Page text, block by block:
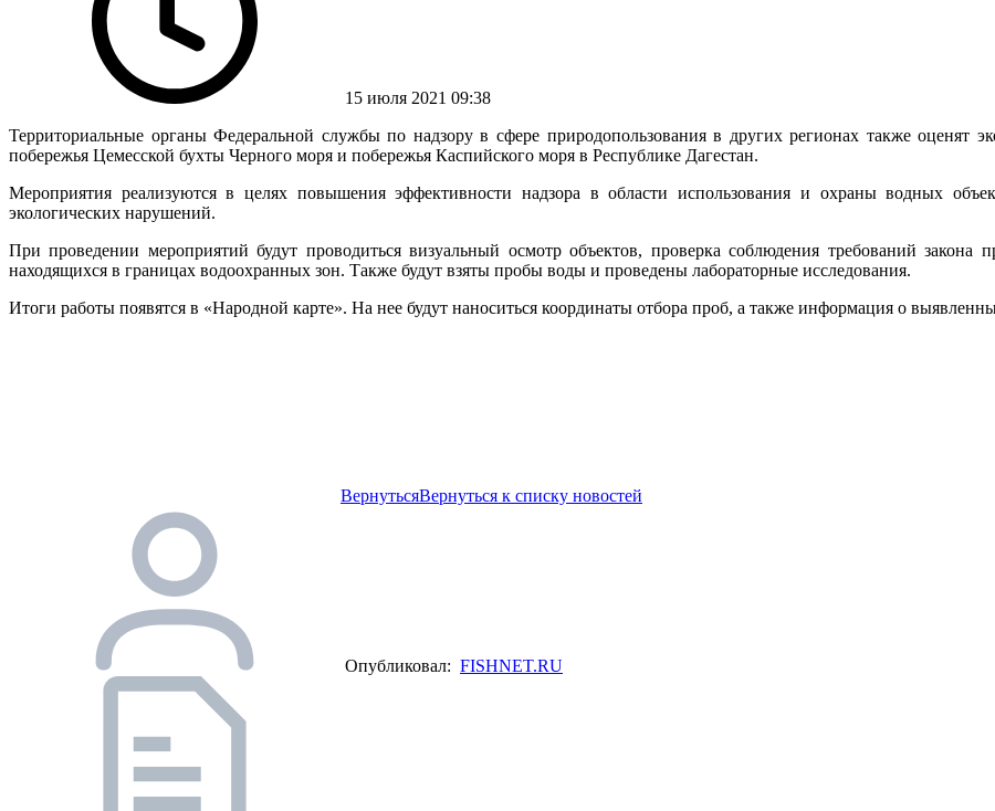
15 июля 2021 09:38
Территориальные органы Федеральной службы по надзору в сфере природопользования в других регионах также оценят
побережья Цемесской бухты Черного моря и побережья Каспийского моря в Республике Дагестан.
Мероприятия реализуются в целях повышения эффективности надзора в области использования и охраны водных
экологических нарушений.
При проведении мероприятий будут проводиться визуальный осмотр объектов, проверка соблюдения требований закона
находящихся в границах водоохранных зон. Также будут взяты пробы воды и проведены лабораторные исследования.
Итоги работы появятся в «Народной карте». На нее будут наноситься координаты отбора проб, а также информация о
ВернутьсяВернуться к списку новостей
Опубликовал: FISHNET.RU